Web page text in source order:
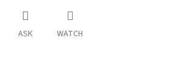
ASK WATCH